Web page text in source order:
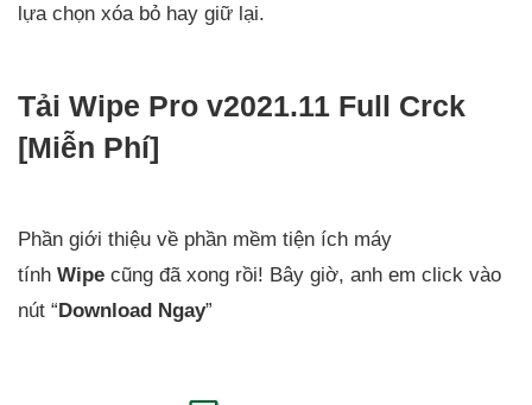
lựa chọn xóa bỏ hay giữ lại.
Tải Wipe Pro v2021.11 Full Crck
[Miễn Phí]
Phần giới thiệu về phần mềm tiện ích máy
tính Wipe cũng đã xong rồi! Bây giờ, anh em click vào
nút “Download Ngay”